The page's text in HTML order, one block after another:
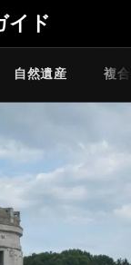
イド
自然遺産 複